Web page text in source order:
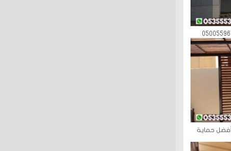
مظلات سحب الرياض 0500559613 أفضل حماية